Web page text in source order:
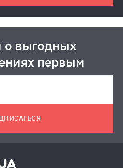
о выгодных
первым